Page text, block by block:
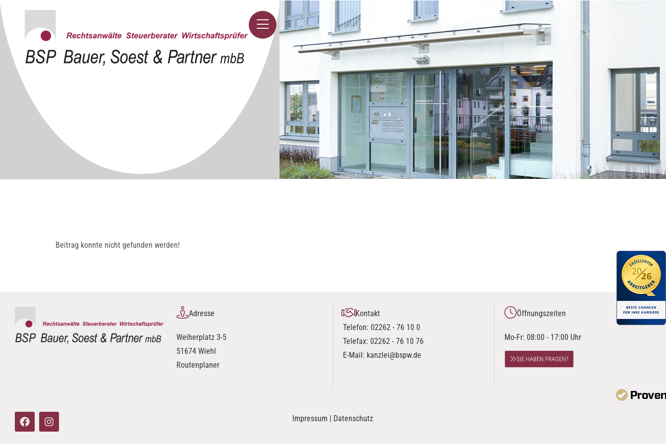
Beitrag konnte nicht gefunden werden!
Adresse
Weiherplatz 3-5
51674 Wiehl
Routenplaner
Kontakt
Telefon: 02262 - 76 10 0
Telefax: 02262 - 76 10 76
E-Mail: kanzlei@bspw.de
Öffnungszeiten
Mo-Fr: 08:00 - 17:00 Uhr
SIE HABEN FRAGEN?
Impressum | Datenschutz